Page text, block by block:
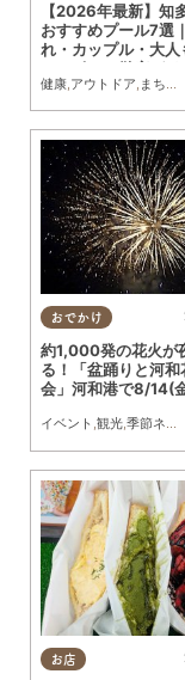
【2026年最新】知
おすすめプール7選
れ・カップル・大人
るスポット徹底ガイド
健康 アウトドア まちネタ
おでかけ
約1,000発の花火が
る！「盆踊りと河和
会」河和港で8/14(
イベント 観光 季節ネタ
お店